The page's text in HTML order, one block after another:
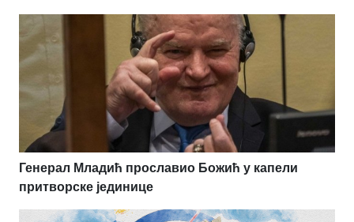
Генерал Младић прославио Божић у капели
притворске јединице